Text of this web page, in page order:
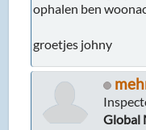
ophalen ben
groetjes johny
Global